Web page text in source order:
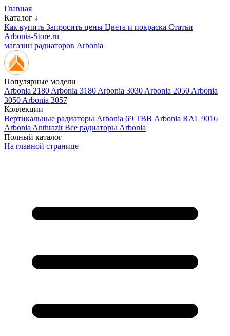
Главная
Каталог ↓
Как купить Запросить цены Цвета и покраска Статьи
Arbonia-Store.ru
магазин радиаторов Arbonia
Популярные модели
Arbonia 2180 Arbonia 3180 Arbonia 3030 Arbonia 2050 Arbonia
3050 Arbonia 3057
Коллекции
Вертикальные радиаторы Arbonia 69 ТВВ Arbonia RAL 9016
Arbonia Anthrazit Все радиаторы Arbonia
Полный каталог
На главной странице